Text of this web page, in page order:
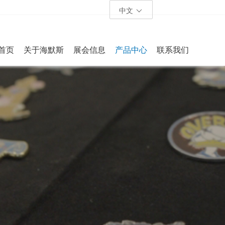
中文
页 关于海默斯 展会信息 产品中心 联系我们